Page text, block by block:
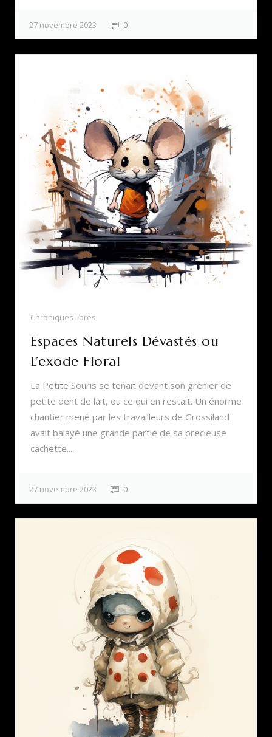
27 novembre 2023 0
Chroniques libres
Espaces Naturels Dévastés ou
L’exode Floral
La Petite Souris se tenait devant son grenier de
petite dent de lait, ou ce qui en restait. Un énorme
chantier mené par les travailleurs de Grossiland
avait balayé une grande partie de sa précieuse
cachette....
27 novembre 2023 0